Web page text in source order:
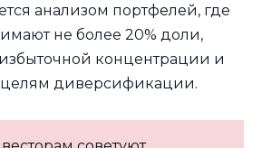
анализом портфелей, где
не более 20% доли,
концентрации и
целям диверсификации.